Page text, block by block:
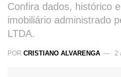
Confira dados, histórico
imobiliário administrado
LTDA.
POR CRISTIANO ALVARENGA 2